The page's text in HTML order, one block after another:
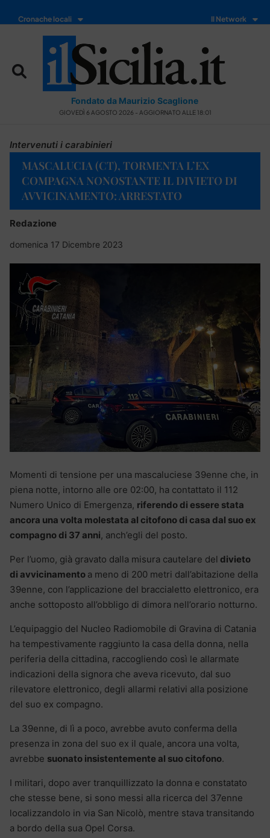
Cronache locali Il Network
Fondato da Maurizio Scaglione
GIOVEDÌ 6 AGOSTO 2026 - AGGIORNATO ALLE 18:01
Intervenuti i carabinieri
MASCALUCIA (CT), TORMENTA L’EX
COMPAGNA NONOSTANTE IL DIVIETO DI
AVVICINAMENTO: ARRESTATO
Redazione
domenica 17 Dicembre 2023
Momenti di tensione per una mascaluciese 39enne che, in
piena notte, intorno alle ore 02:00, ha contattato il 112
Numero Unico di Emergenza, riferendo di essere stata
ancora una volta molestata al citofono di casa dal suo ex
compagno di 37 anni, anch’egli del posto.
Per l’uomo, già gravato dalla misura cautelare del divieto
di avvicinamento a meno di 200 metri dall’abitazione della
39enne, con l’applicazione del braccialetto elettronico, era
anche sottoposto all’obbligo di dimora nell’orario notturno.
L’equipaggio del Nucleo Radiomobile di Gravina di Catania
ha tempestivamente raggiunto la casa della donna, nella
periferia della cittadina, raccogliendo così le allarmate
indicazioni della signora che aveva ricevuto, dal suo
rilevatore elettronico, degli allarmi relativi alla posizione
del suo ex compagno.
La 39enne, di lì a poco, avrebbe avuto conferma della
presenza in zona del suo ex il quale, ancora una volta,
avrebbe suonato insistentemente al suo citofono.
I militari, dopo aver tranquillizzato la donna e constatato
che stesse bene, si sono messi alla ricerca del 37enne
localizzandolo in via San Nicolò, mentre stava transitando
a bordo della sua Opel Corsa.